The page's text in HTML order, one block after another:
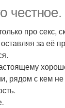
честное.
про секс,
за её
рядом с кем